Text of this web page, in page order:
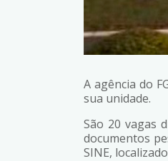
A agência do
sua unidade.
São 20 vagas
documentos
SINE,